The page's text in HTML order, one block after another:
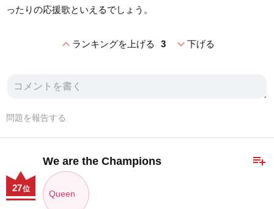
ったりの応援歌といえるでしょう。
expand_lessランキングを上げる 3 expand_more下げる
問題を報告する
playlist_add
We are the Champions
Queen
27位